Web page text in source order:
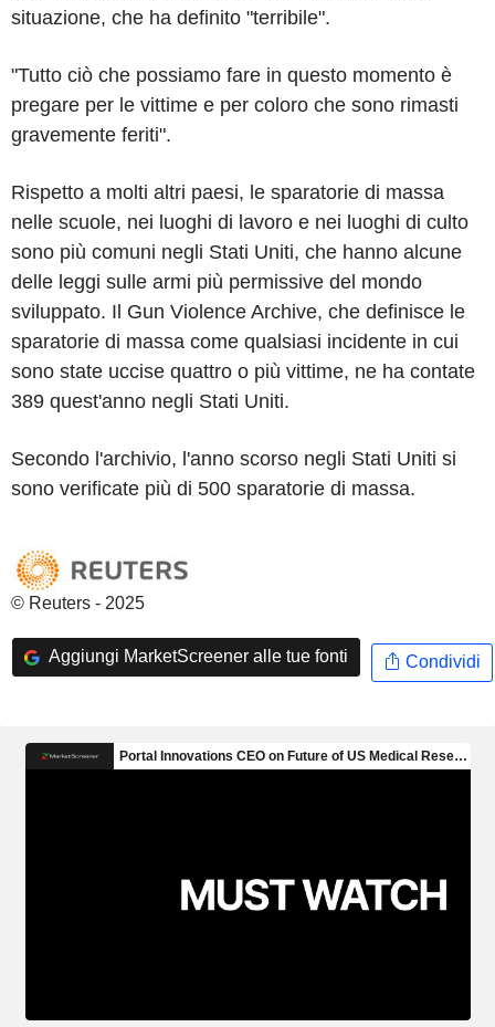
situazione, che ha definito "terribile".
"Tutto ciò che possiamo fare in questo momento è
pregare per le vittime e per coloro che sono rimasti
gravemente feriti".
Rispetto a molti altri paesi, le sparatorie di massa
nelle scuole, nei luoghi di lavoro e nei luoghi di culto
sono più comuni negli Stati Uniti, che hanno alcune
delle leggi sulle armi più permissive del mondo
sviluppato. Il Gun Violence Archive, che definisce le
sparatorie di massa come qualsiasi incidente in cui
sono state uccise quattro o più vittime, ne ha contate
389 quest'anno negli Stati Uniti.
Secondo l'archivio, l'anno scorso negli Stati Uniti si
sono verificate più di 500 sparatorie di massa.
© Reuters - 2025
Aggiungi MarketScreener alle tue fonti Condividi